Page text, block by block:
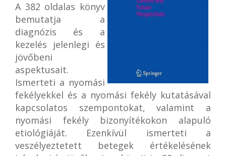
A 382 oldalas könyv
bemutatja a
diagnózis és a
kezelés jelenlegi és
jövőbeni
aspektusait.
Ismerteti a nyomási
fekélyekkel és a nyomási fekély kutatásával
kapcsolatos szempontokat, valamint a
nyomási fekély bizonyítékokon alapuló
etiológiáját. Ezenkívül ismerteti a
veszélyeztetett betegek értékelésének